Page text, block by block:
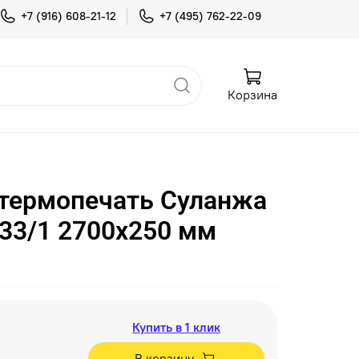
+7 (916) 608-21-12 +7 (495) 762-22-09
Корзина
Суланжа
1 2700х250 мм
Купить в 1 клик